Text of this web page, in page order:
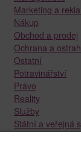
Marketing a
Nákup
Obchod a prodej
Ochrana a
Ostatní
Potravinářství
Právo
Reality
Služby
Státní a veřejná
Stavebnictví